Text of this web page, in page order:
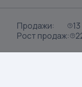
Продажи:
Рост продаж: